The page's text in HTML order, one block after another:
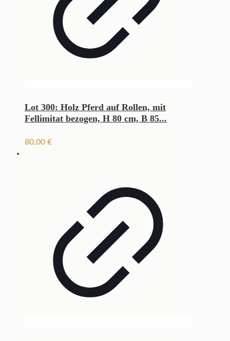
Lot 300: Holz Pferd auf Rollen, mit
Fellimitat bezogen, H 80 cm, B 85...
80,00 €